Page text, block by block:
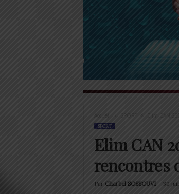
Accueil SPORT Elim CAN
SPORT
Elim CAN
rencontres
Par Charbel SOSSOUVI- 30